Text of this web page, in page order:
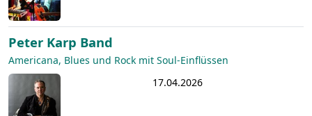
Peter Karp Band
Americana, Blues und Rock mit Soul-Einflüssen
17.04.2026